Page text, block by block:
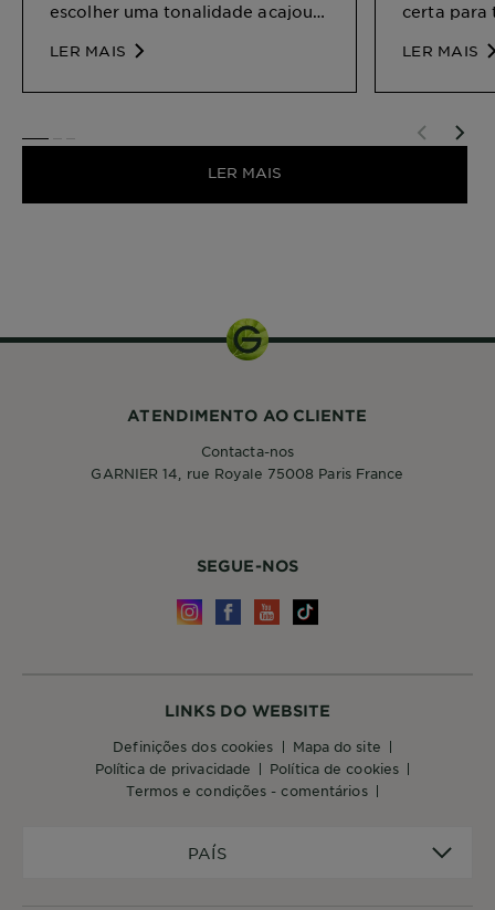
escolher uma tonalidade acajou
como as celebridades e obtém
LER MAIS
certa para
diversas
LER MAIS
SLIDE 1
SLIDE 2
SLIDE 3
LER MAIS
PAÍS
LINKS DO WEBSITE
definições dos cookies
mapa do site
política de privacidade
política de cookies
termos e condições - comentários
SEGUE-NOS
ATENDIMENTO AO CLIENTE
Contacta-nos
GARNIER 14, rue Royale 75008 Paris France